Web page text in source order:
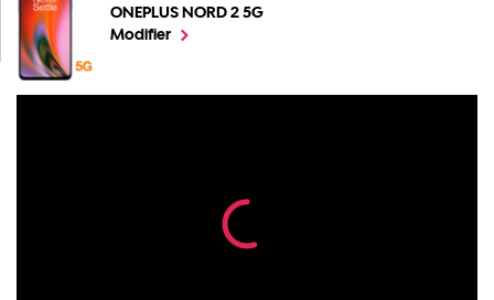
ONEPLUS NORD 2 5G
Comment optimiser la connexion de votre mobile ?
Modifierle téléphone sélectionné